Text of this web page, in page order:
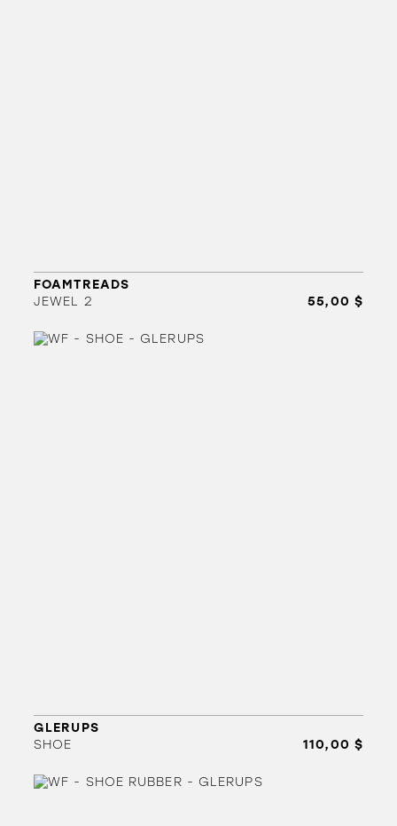
FOAMTREADS
JEWEL 2
55,00 $
GLERUPS
SHOE
110,00 $